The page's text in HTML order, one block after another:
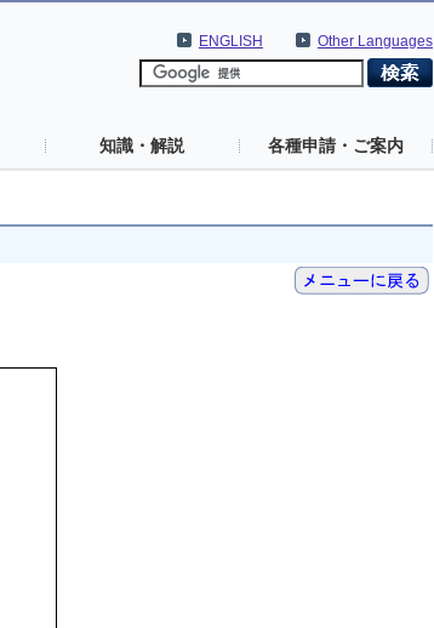
Other Languages
ENGLISH
知識・解説 各種申請・ご案内